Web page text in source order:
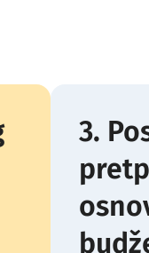
3.